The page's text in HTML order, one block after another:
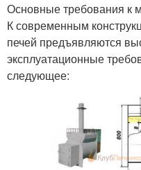
Основные требования к
К современным
печей предъявляются
эксплуатационные
следующее: